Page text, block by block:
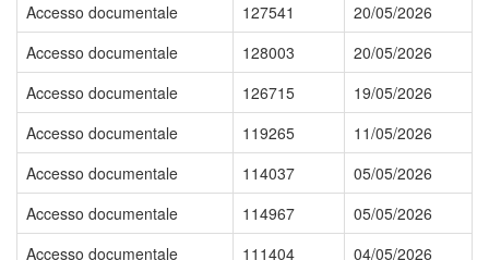
Accesso documentale
127541
20/05/2026
Accesso documentale
128003
20/05/2026
Accesso documentale
126715
19/05/2026
Accesso documentale
119265
11/05/2026
Accesso documentale
114037
05/05/2026
Accesso documentale
114967
05/05/2026
Accesso documentale
111404
04/05/2026